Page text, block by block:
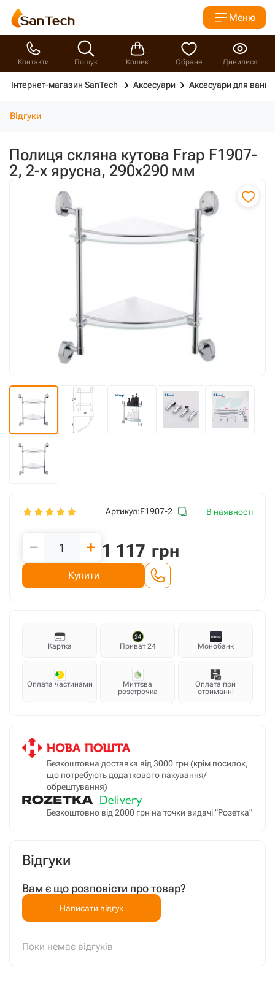
Меню
Контакти Пошук Кошик Обране Дивилися
Інтернет-магазин SanTech Аксесуари Аксесуари для
Відгуки
Полиця скляна кутова Frap F1907-
2, 2-х ярусна, 290х290 мм
Артикул:F1907-2 В наявності
− + 1 117 грн
Купити
Картка Приват 24 Монобанк
Оплата частинами
Миттєва
розстрочка
Оплата при
отриманні
Безкоштовна доставка від 3000 грн (крім посилок,
що потребують додаткового пакування/
обрештування)
Безкоштовно від 2000 грн на точки видачі "Розетка"
Відгуки
Вам є що розповісти про товар?
Написати відгук
Поки немає відгуків